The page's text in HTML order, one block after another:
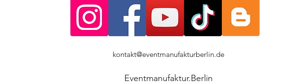
kontakt@eventmanufakturberlin.de
Eventmanufaktur.Berlin